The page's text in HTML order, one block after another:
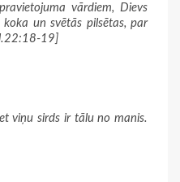
vārdiem, Dievs
un svētās pilsētas, par
19]
viņu sirds ir tālu no manis.